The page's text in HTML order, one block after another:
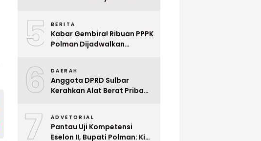
Pelaku
5 BERITA
Kabar Gembira! Ribuan PPPK
Polman Dijadwalkan
6 DAERAH
Anggota DPRD Sulbar
Kerahkan Alat Berat Pribadi
7 ADVETORIAL
Pantau Uji Kompetensi
Eselon II, Bupati Polman: Kita